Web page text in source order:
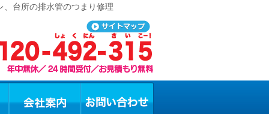
台所の排水管のつまり修理